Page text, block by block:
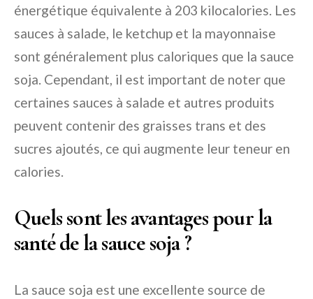
énergétique équivalente à 203 kilocalories. Les
sauces à salade, le ketchup et la mayonnaise
sont généralement plus caloriques que la sauce
soja. Cependant, il est important de noter que
certaines sauces à salade et autres produits
peuvent contenir des graisses trans et des
sucres ajoutés, ce qui augmente leur teneur en
calories.
Quels sont les avantages pour la
santé de la sauce soja ?
La sauce soja est une excellente source de